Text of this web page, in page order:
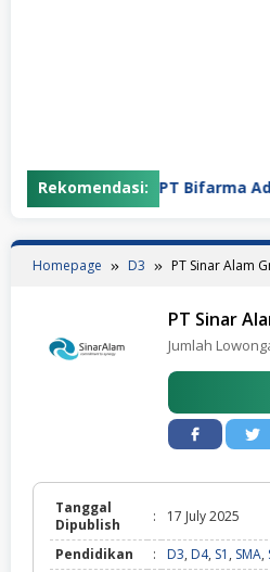
Rekomendasi:PT Bifarma
Homepage D3 PT Sinar Alam
PT Sinar
Jumlah
Tanggal
Dipublish
: 17 July 2025
Pendidikan : D3, D4, S1 , SMA,